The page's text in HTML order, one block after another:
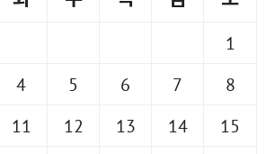
1
4 5 6 7
8
11 12 13 14
15